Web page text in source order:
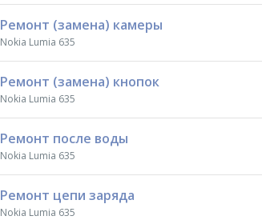
Ремонт (замена) камеры
Nokia Lumia 635
Ремонт (замена) кнопок
Nokia Lumia 635
Ремонт после воды
Nokia Lumia 635
Ремонт цепи заряда
Nokia Lumia 635